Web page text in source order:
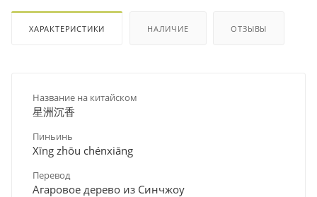
ХАРАКТЕРИСТИКИ НАЛИЧИЕ ОТЗЫВЫ
Название на китайском
星洲沉香
Пиньинь
Xīng zhōu chénxiāng
Перевод
Агаровое дерево из Синчжоу